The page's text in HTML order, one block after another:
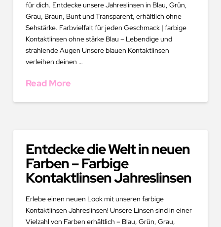
für dich. Entdecke unsere Jahreslinsen in Blau, Grün,
Grau, Braun, Bunt und Transparent, erhältlich ohne
Sehstärke. Farbvielfalt für jeden Geschmack | farbige
Kontaktlinsen ohne stärke Blau – Lebendige und
strahlende Augen Unsere blauen Kontaktlinsen
verleihen deinen …
Read More
Entdecke die Welt in neuen
Farben – Farbige
Kontaktlinsen Jahreslinsen
Erlebe einen neuen Look mit unseren farbige
Kontaktlinsen Jahreslinsen! Unsere Linsen sind in einer
Vielzahl von Farben erhältlich – Blau, Grün, Grau,